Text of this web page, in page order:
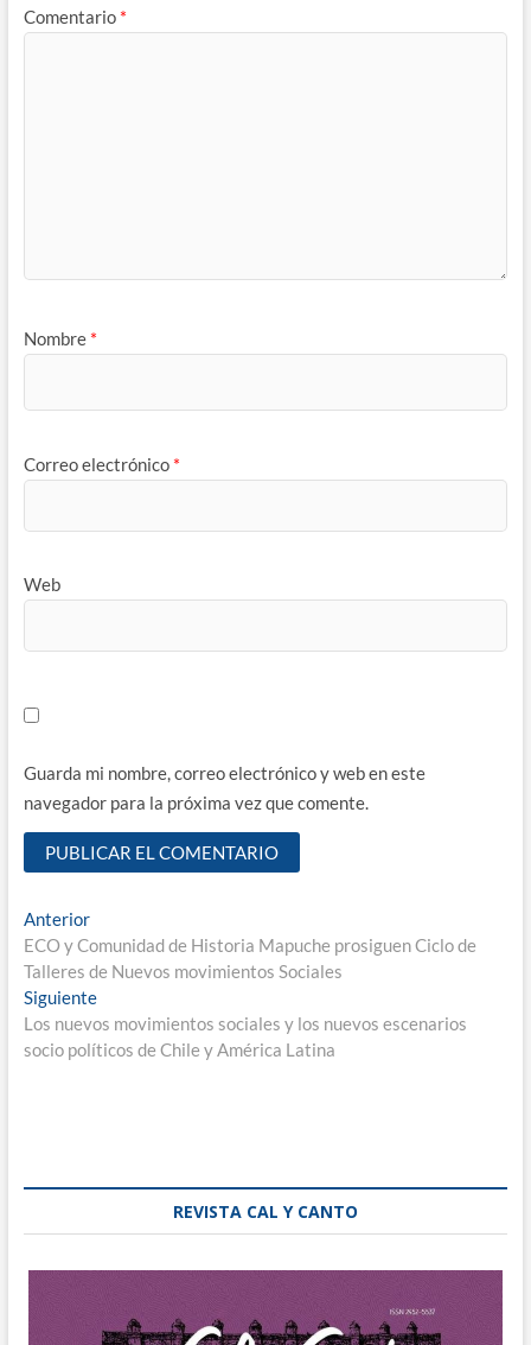
Comentario *
Nombre *
Correo electrónico *
Web
Guarda mi nombre, correo electrónico y web en este
navegador para la próxima vez que comente.
Navegación
de
entradas
AnteriorEntrada
anterior:
ECO y Comunidad de Historia Mapuche prosiguen Ciclo de
Talleres de Nuevos movimientos Sociales
SiguienteEntrada
siguiente:
Los nuevos movimientos sociales y los nuevos escenarios
socio políticos de Chile y América Latina
REVISTA CAL Y CANTO